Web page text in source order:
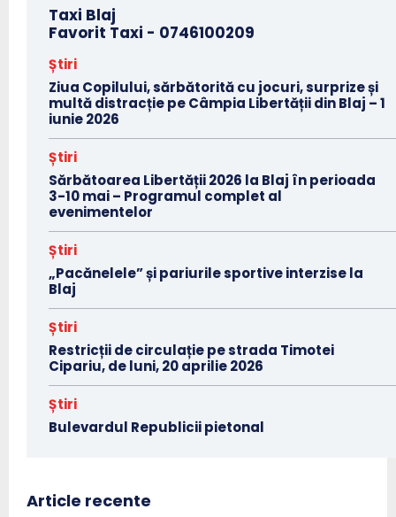
Taxi Blaj
Favorit Taxi - 0746100209
Știri
Ziua Copilului, sărbătorită cu jocuri, surprize și
multă distracție pe Câmpia Libertății din Blaj – 1
iunie 2026
Știri
Sărbătoarea Libertății 2026 la Blaj în perioada
3-10 mai – Programul complet al
evenimentelor
Știri
„Pacănelele” și pariurile sportive interzise la
Blaj
Știri
Restricții de circulație pe strada Timotei
Cipariu, de luni, 20 aprilie 2026
Știri
Bulevardul Republicii pietonal
Article recente